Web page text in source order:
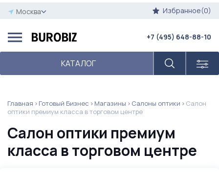
Москва Избранное(0)
КАТАЛОГ
+7 (495) 648-88-10
Главная Готовый Бизнес Магазины Салоны оптики
Салон
оптики премиум класса в торговом центре
Салон оптики премиум
класса в торговом центре